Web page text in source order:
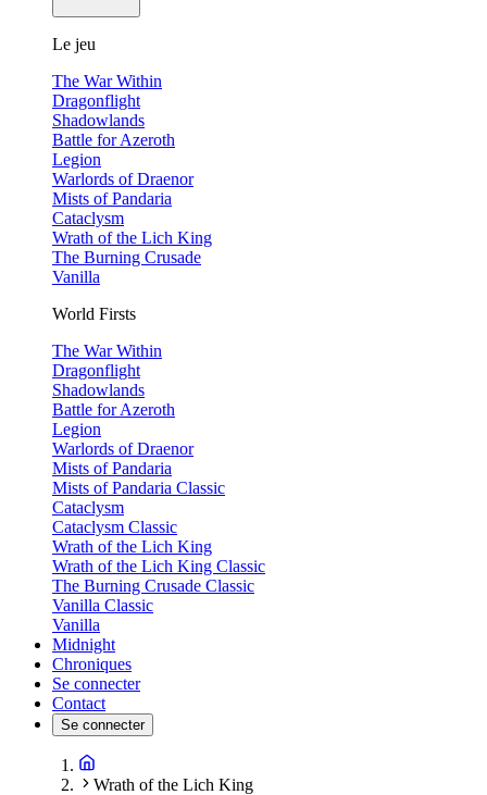
Le jeu
The War Within
Dragonflight
Shadowlands
Battle for Azeroth
Legion
Warlords of Draenor
Mists of Pandaria
Cataclysm
Wrath of the Lich King
The Burning Crusade
Vanilla
World Firsts
The War Within
Dragonflight
Shadowlands
Battle for Azeroth
Legion
Warlords of Draenor
Mists of Pandaria
Mists of Pandaria Classic
Cataclysm
Cataclysm Classic
Wrath of the Lich King
Wrath of the Lich King Classic
The Burning Crusade Classic
Vanilla Classic
Vanilla
Midnight
Chroniques
Se connecter
Contact
Se connecter
Wrath of the Lich King